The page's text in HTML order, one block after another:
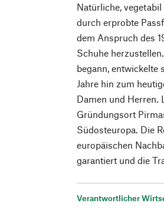
Natürliche,
durch erprobte
dem Anspruch des
Schuhe
begann,
Jahre hin zum
Damen und Herren.
Gründungsort
Südosteuropa. Die
europäischen
garantiert und die
Verantwortlicher